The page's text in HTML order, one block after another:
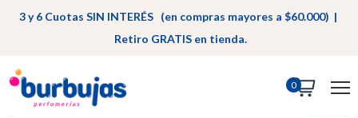
3 y 6 Cuotas SIN INTERÉS (en compras mayores a $60.000) |
Retiro GRATIS en tienda.
0